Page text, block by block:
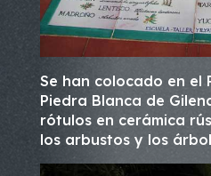
Se han colocado en el
Piedra Blanca de
rótulos en cerámica
los arbustos y los